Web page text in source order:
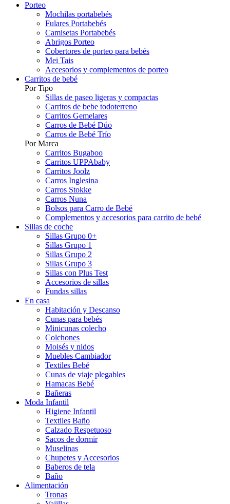
Porteo
Mochilas portabebés
Fulares Portabebés
Camisetas Portabebés
Abrigos Porteo
Cobertores de porteo para bebés
Mei Tais
Accesorios y complementos de porteo
Carritos de bebé
Por Tipo
Sillas de paseo ligeras y compactas
Carritos de bebe todoterreno
Carritos Gemelares
Carros de Bebé Dúo
Carros de Bebé Trío
Por Marca
Carritos Bugaboo
Carritos UPPAbaby
Carritos Joolz
Carros Inglesina
Carros Stokke
Carros Nuna
Bolsos para Carro de Bebé
Complementos y accesorios para carrito de bebé
Sillas de coche
Sillas Grupo 0+
Sillas Grupo 1
Sillas Grupo 2
Sillas Grupo 3
Sillas con Plus Test
Accesorios de sillas
Fundas sillas
En casa
Habitación y Descanso
Cunas para bebés
Minicunas colecho
Colchones
Moisés y nidos
Muebles Cambiador
Textiles Bebé
Cunas de viaje plegables
Hamacas Bebé
Bañeras
Moda Infantil
Higiene Infantil
Textiles Baño
Calzado Respetuoso
Sacos de dormir
Muselinas
Chupetes y Accesorios
Baberos de tela
Baño
Alimentación
Tronas